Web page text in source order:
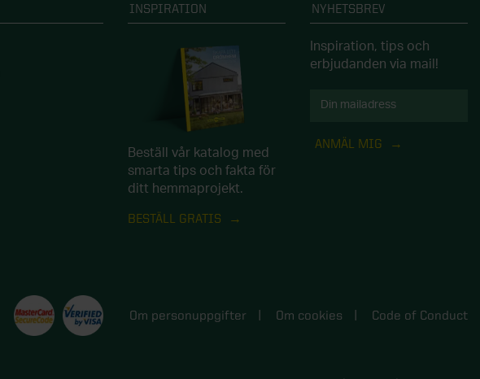
INSPIRATION
Beställ vår katalog med
smarta tips och fakta för
ditt hemmaprojekt.
BESTÄLL GRATIS
NYHETSBREV
Inspiration, tips och
erbjudanden via mail!
ANMÄL MIG
Om personuppgifter Om cookies Code of Conduct